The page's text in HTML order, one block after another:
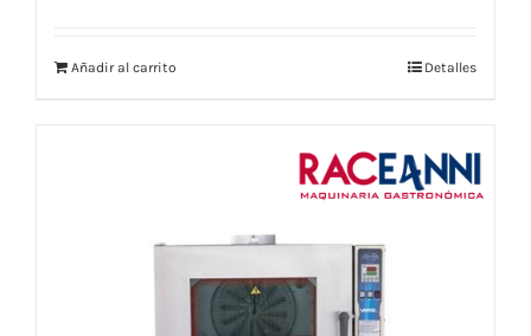
Añadir al carrito Detalles